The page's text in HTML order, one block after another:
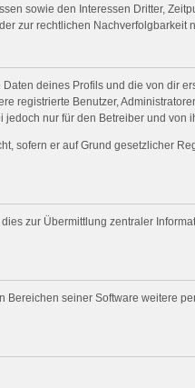
sowie den Interessen Dritter,
zur rechtlichen Nachverfolgbarkeit
deines Profils und die von dir
registrierte Benutzer,
nur für den Betreiber und von
sofern er auf Grund gesetzlicher
zur Übermittlung zentraler
seiner Software weitere